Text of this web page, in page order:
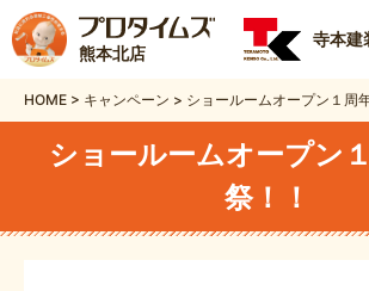
熊本北店
寺本建
HOME > キャンペーン > ショールームオープン１周
ショールームオープン
祭！！